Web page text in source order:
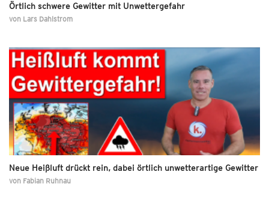
Örtlich schwere Gewitter mit Unwettergefahr
von Lars Dahlstrom
Neue Heißluft drückt rein, dabei örtlich unwetterartige Gewitter
von Fabian Ruhnau